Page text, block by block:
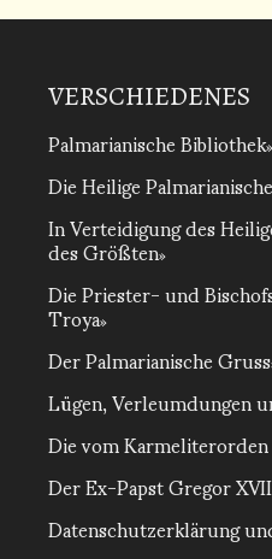
VERSCHIEDENES
Palmarianische Bibliothek
Die Heilige
In Verteidigung des
des Größten
Die Priester- und
Troya
Der Palmarianische Gruss
Lügen, Verleumdungen
Die vom
Der Ex-Papst Gregor
Datenschutzerklärung